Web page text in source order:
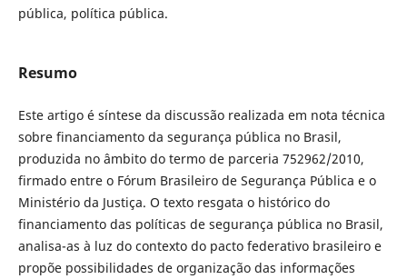
pública, política pública.
Resumo
Este artigo é síntese da discussão realizada em nota técnica
sobre financiamento da segurança pública no Brasil,
produzida no âmbito do termo de parceria 752962/2010,
firmado entre o Fórum Brasileiro de Segurança Pública e o
Ministério da Justiça. O texto resgata o histórico do
financiamento das políticas de segurança pública no Brasil,
analisa-as à luz do contexto do pacto federativo brasileiro e
propõe possibilidades de organização das informações